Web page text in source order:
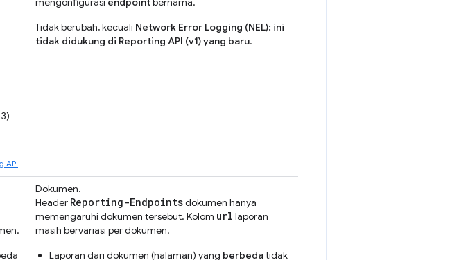
API
Tidak berubah, kecuali Network Error Logging (NEL): ini
tidak didukung di Reporting API (v1) yang baru.
Dokumen.
Header Reporting-Endpointsdokumen hanya
memengaruhi dokumen tersebut. Kolom url laporan
masih bervariasi per dokumen.
Laporan dari dokumen (halaman) yang berbedatidak